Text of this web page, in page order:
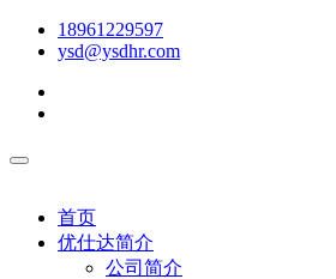
18961229597
ysd@ysdhr.com
首页
优仕达简介
公司简介